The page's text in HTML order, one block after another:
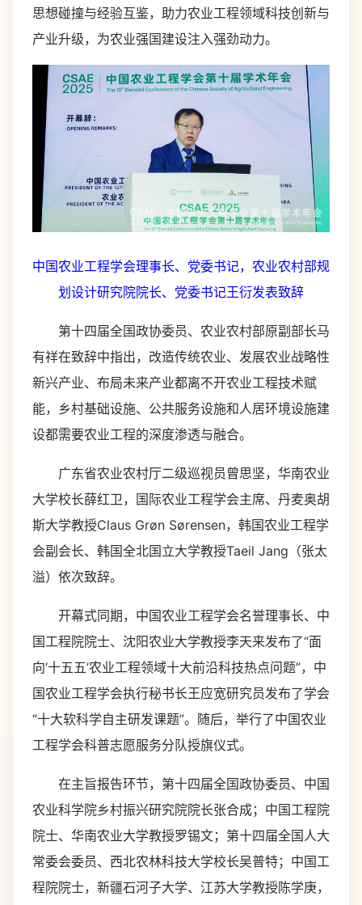
思想碰撞与经验互鉴，助力农业工程领域科技创新与
产业升级，为农业强国建设注入强劲动力。
中国农业工程学会理事长、党委书记，农业农村部规
划设计研究院院长、党委书记王衍发表致辞
第十四届全国政协委员、农业农村部原副部长马
有祥在致辞中指出，改造传统农业、发展农业战略性
新兴产业、布局未来产业都离不开农业工程技术赋
能，乡村基础设施、公共服务设施和人居环境设施建
设都需要农业工程的深度渗透与融合。
广东省农业农村厅二级巡视员曾思坚，华南农业
大学校长薛红卫，国际农业工程学会主席、丹麦奥胡
斯大学教授Claus Grøn Sørensen，韩国农业工程学
会副会长、韩国全北国立大学教授Taeil Jang（张太
溢）依次致辞。
开幕式同期，中国农业工程学会名誉理事长、中
国工程院院士、沈阳农业大学教授李天来发布了“面
向‘十五五’农业工程领域十大前沿科技热点问题”，中
国农业工程学会执行秘书长王应宽研究员发布了学会
“十大软科学自主研发课题”。随后，举行了中国农业
工程学会科普志愿服务分队授旗仪式。
在主旨报告环节，第十四届全国政协委员、中国
农业科学院乡村振兴研究院院长张合成；中国工程院
院士、华南农业大学教授罗锡文；第十四届全国人大
常委会委员、西北农林科技大学校长吴普特；中国工
程院院士，新疆石河子大学、江苏大学教授陈学庚，